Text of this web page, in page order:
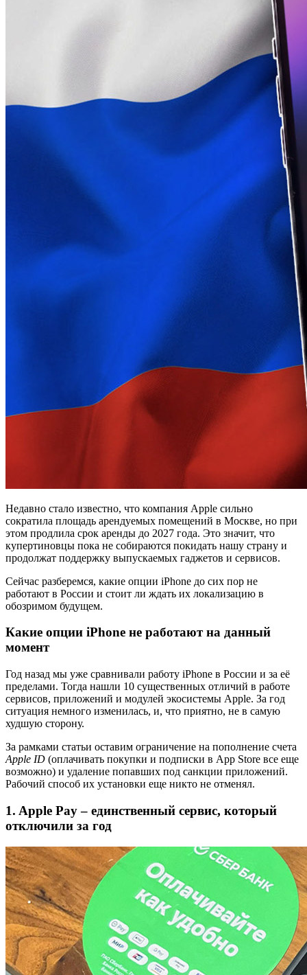
Недавно стало известно, что компания Apple сильно
сократила площадь арендуемых помещений в Москве, но при
этом продлила срок аренды до 2027 года. Это значит, что
купертиновцы пока не собираются покидать нашу страну и
продолжат поддержку выпускаемых гаджетов и сервисов.
Сейчас разберемся, какие опции iPhone до сих пор не
работают в России и стоит ли ждать их локализацию в
обозримом будущем.
Какие опции iPhone не работают на данный
момент
Год назад мы уже сравнивали работу iPhone в России и за её
пределами. Тогда нашли 10 существенных отличий в работе
сервисов, приложений и модулей экосистемы Apple. За год
ситуация немного изменилась, и, что приятно, не в самую
худшую сторону.
За рамками статьи оставим ограничение на пополнение счета
Apple ID (оплачивать покупки и подписки в App Store все еще
возможно) и удаление попавших под санкции приложений.
Рабочий способ их установки еще никто не отменял.
1. Apple Pay – единственный сервис, который
отключили за год